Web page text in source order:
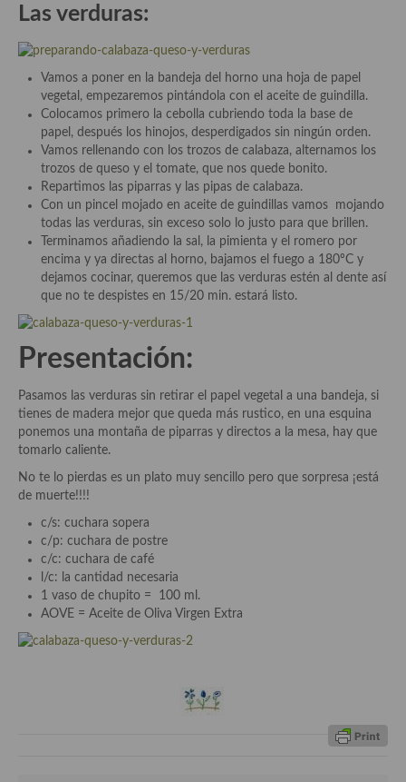
Cocina de Guatemala
Cocina de Nicaragua
Cocina Ecuatoriana
Cocina Jamaicana
Cocina Mexicana
Cocina peruana
Cocina de Oriente Medio
Cocina israelí
Cocina Armenia
Cocina Azerí (Azerbaiyán)
Cocina de Egipto
Cocina de Tunez
Cocina Oriental
Cocina Tailandesa
Cocina Japonesa
Cocina Vietnamita
Las verduras:
Vamos a poner en la bandeja del horno una hoja de papel
vegetal, empezaremos pintándola con el aceite de guindilla.
Colocamos primero la cebolla cubriendo toda la base de
papel, después los hinojos, desperdigados sin ningún orden.
Vamos rellenando con los trozos de calabaza, alternamos los
trozos de queso y el tomate, que nos quede bonito.
Repartimos las piparras y las pipas de calabaza.
Con un pincel mojado en aceite de guindillas vamos mojando
todas las verduras, sin exceso solo lo justo para que brillen.
Terminamos añadiendo la sal, la pimienta y el romero por
encima y ya directas al horno, bajamos el fuego a 180ºC y
dejamos cocinar, queremos que las verduras estén al dente así
que no te despistes en 15/20 min. estará listo.
Presentación:
Pasamos las verduras sin retirar el papel vegetal a una bandeja, si
tienes de madera mejor que queda más rustico, en una esquina
ponemos una montaña de piparras y directos a la mesa, hay que
tomarlo caliente.
No te lo pierdas es un plato muy sencillo pero que sorpresa ¡está
de muerte!!!!
c/s: cuchara sopera
c/p: cuchara de postre
c/c: cuchara de café
l/c: la cantidad necesaria
1 vaso de chupito = 100 ml.
AOVE = Aceite de Oliva Virgen Extra